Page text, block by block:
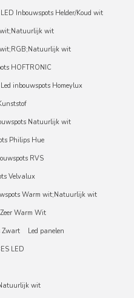
LED Inbouwspots Helder/Koud wit
wit;Natuurlijk wit
wit;RGB;Natuurlijk wit
HOFTRONIC
Led inbouwspots Homeylux
Natuurlijk wit
Philips Hue
RVS
Velvalux
Warm wit;Natuurlijk wit
Warm Wit
Zwart
Led panelen
LED
wit